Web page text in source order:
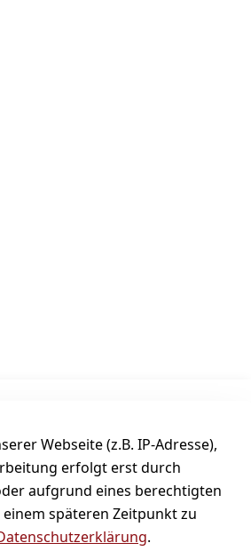
Webseite (z.B. IP-Adresse),
erfolgt erst durch
aufgrund eines berechtigten
späteren Zeitpunkt zu
.